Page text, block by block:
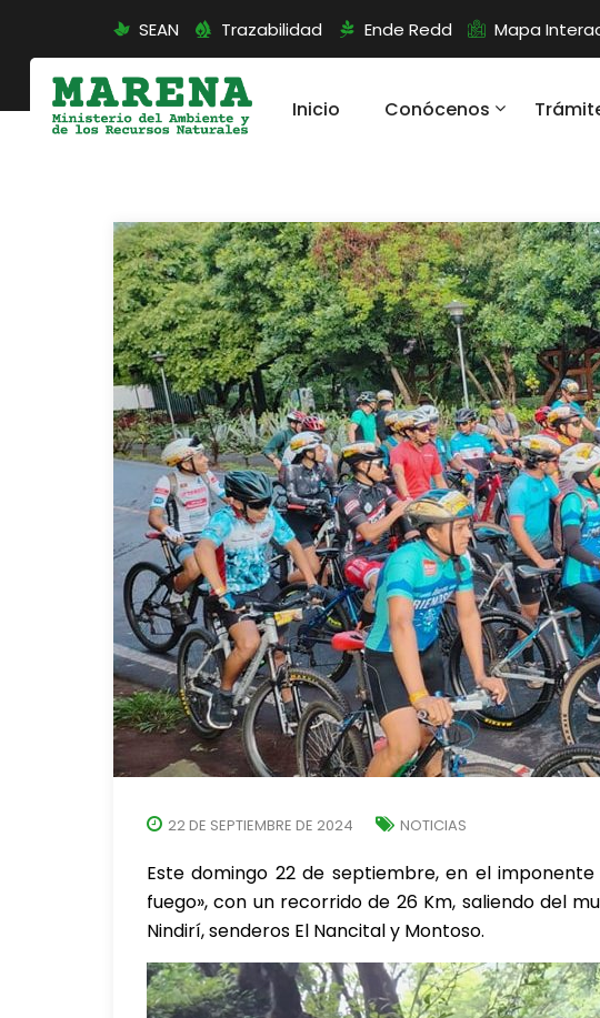
SEAN Trazabilidad Ende Redd Mapa
Inicio Conócenos
22 DE SEPTIEMBRE DE 2024 NOTICIAS
Este domingo 22 de septiembre, en el
fuego», con un recorrido de 26 Km, saliendo del
Nindirí, senderos El Nancital y Montoso.